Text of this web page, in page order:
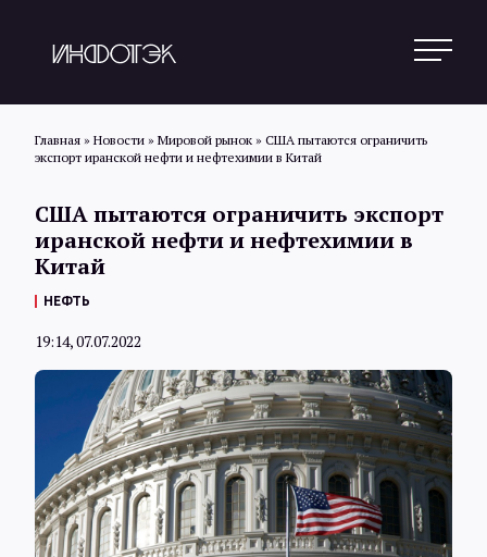
Обзоры
Интервью
Главная » Новости » Мировой рынок » США пытаются ограничить
экспорт иранской нефти и нефтехимии в Китай
США пытаются ограничить экспорт
иранской нефти и нефтехимии в
Китай
НЕФТЬ
19:14, 07.07.2022